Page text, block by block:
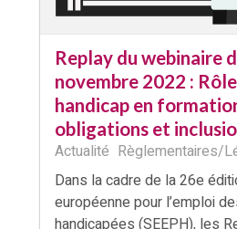
Replay du webinaire
novembre 2022 :
handicap en
obligations et
Actualité Règlementaires/
Dans la cadre de la 26e
européenne pour l’emploi
handicapées (SEEPH), les